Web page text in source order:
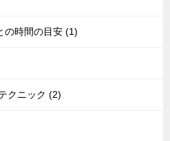
の時間の目安 (1)
クニック (2)